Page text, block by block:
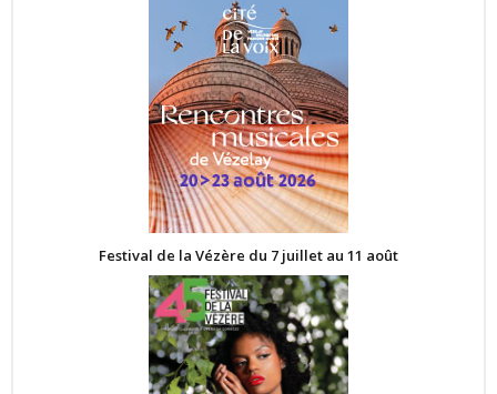
Festival de la Vézère du 7 juillet au 11 août